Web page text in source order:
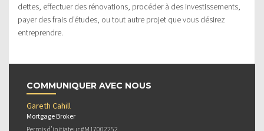
dettes, effectuer des rénovations, procéder à des investissements,
payer des frais d’études, ou tout autre projet que vous désirez
entreprendre.
COMMUNIQUER AVEC NOUS
Gareth Cahill
Mortgage Broker
Permis d’initiateur #M17002252